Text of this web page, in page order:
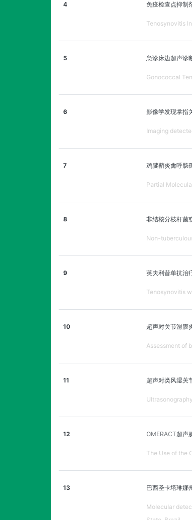
4 免疫检查点抑制
Tenosynovitis
5 急诊床边超声诊
Gonococcal
6 影像学发现掌指
Imaging
7 鸡腱鞘炎禽呼肠
Partial
8 非结核分枝杆菌
Non-
9 英夫利昔单抗治
Tenosynovitis
10 超声对关节滑膜
Assessment of
11 超声对类风湿关
12 OMERACT超声
The Use of the
13 巴西圣卡塔琳娜
Molecular